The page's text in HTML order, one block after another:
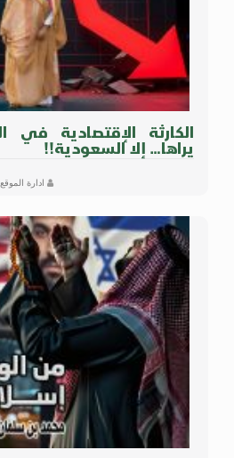
الكارثة الإقتصادية في
يراها… إلا السعودية!!
ادارة الموقع